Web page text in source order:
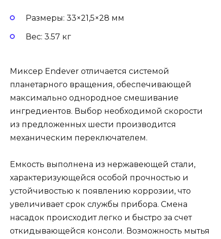
Размеры: 33×21,5×28 мм
Вес: 3.57 кг
Миксер Endever отличается системой
планетарного вращения, обеспечивающей
максимально однородное смешивание
ингредиентов. Выбор необходимой скорости
из предложенных шести производится
механическим переключателем.
Емкость выполнена из нержавеющей стали,
характеризующейся особой прочностью и
устойчивостью к появлению коррозии, что
увеличивает срок службы прибора. Смена
насадок происходит легко и быстро за счет
откидывающейся консоли. Возможность мытья